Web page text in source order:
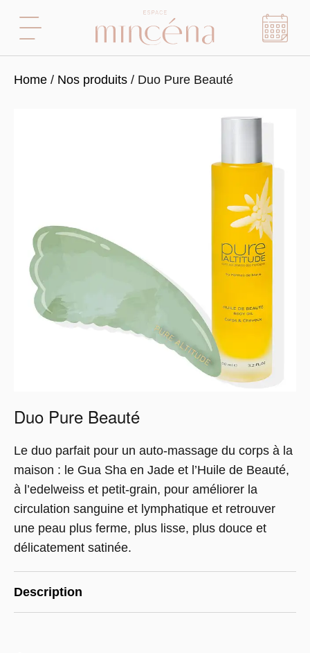
Home / Nos produits / Duo Pure Beauté
Duo Pure Beauté
Le duo parfait pour un auto-massage du corps à la
maison : le Gua Sha en Jade et l’Huile de Beauté,
à l’edelweiss et petit-grain, pour améliorer la
circulation sanguine et lymphatique et retrouver
une peau plus ferme, plus lisse, plus douce et
délicatement satinée.
Description